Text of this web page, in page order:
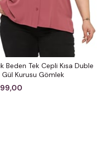
Beden Tek Cepli Kısa Duble
Gül Kurusu Gömlek